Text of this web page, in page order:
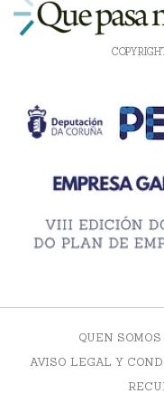
QUEN SOMOS
AVISO LEGAL Y